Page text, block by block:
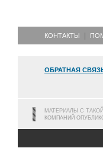
КОНТАКТЫ
ОБРАТНАЯ
МАТЕРИАЛЫ С
КОМПАНИЙ